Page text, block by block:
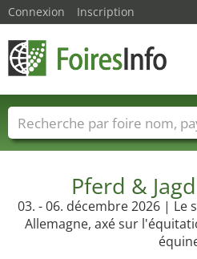
Pferd &
03. - 06. décembre 2026 | Le
Allemagne, axé sur
Connexion Inscription
Foire noms Pays Villes